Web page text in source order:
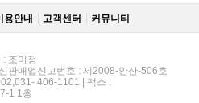
용안내 고객센터 커뮤니티
조미정
판매업신고번호 : 제2008-안산-506호
406-1101 | 팩스 :
1 1층